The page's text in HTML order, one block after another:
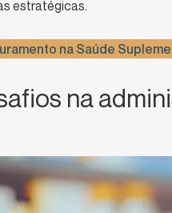
estratégicas.
na Saúde
na